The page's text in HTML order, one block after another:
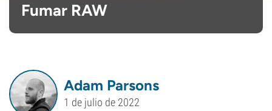
Fumar RAW
Adam Parsons
1 de julio de 2022